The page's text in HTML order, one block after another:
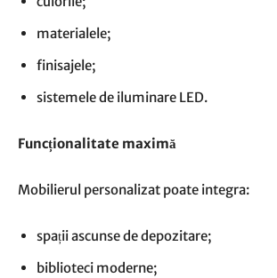
materialele;
finisajele;
sistemele de iluminare LED.
Funcționalitate maximă
Mobilierul personalizat poate integra:
spații ascunse de depozitare;
biblioteci moderne;